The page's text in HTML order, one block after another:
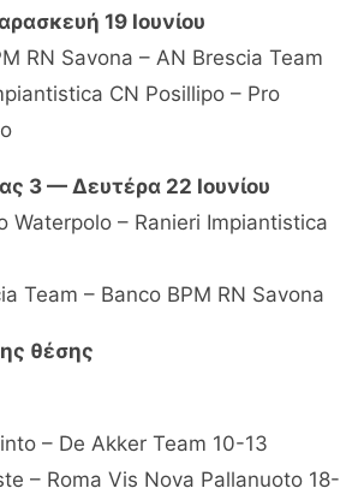
19 Ιουνίου
RN Savona – AN Brescia Team
CN Posillipo – Pro
3 — Δευτέρα 22 Ιουνίου
Waterpolo – Ranieri Impiantistica
Team – Banco BPM RN Savona
θέσης
– De Akker Team 10-13
– Roma Vis Nova Pallanuoto 18-